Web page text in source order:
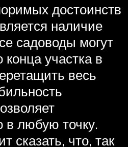
достоинств
наличие
садоводы могут
конца участка в
весь
в любую точку.
сказать, что, так